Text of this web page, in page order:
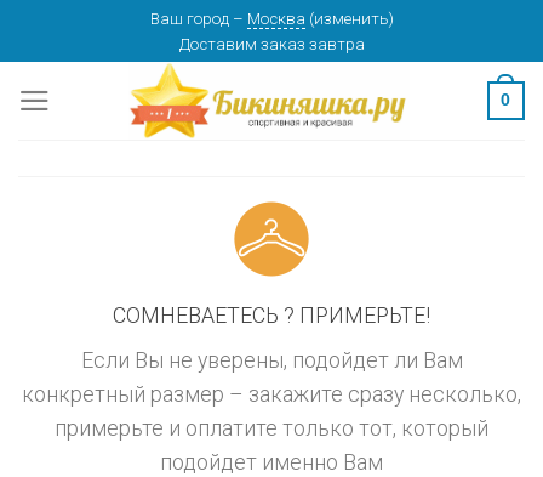
content
Ваш город – Москва (изменить)
Доставим заказ завтра
0
СОМНЕВАЕТЕСЬ ? ПРИМЕРЬТЕ!
Если Вы не уверены, подойдет ли Вам
конкретный размер – закажите сразу несколько,
примерьте и оплатите только тот, который
подойдет именно Вам
изменить